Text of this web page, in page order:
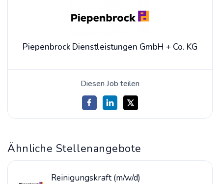
Piepenbrock Dienstleistungen GmbH + Co. KG
Diesen Job teilen
Ähnliche Stellenangebote
Reinigungskraft (m/w/d)